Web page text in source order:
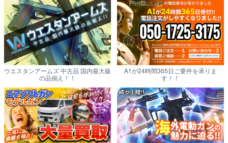
ウエスタンアームズ 中古品 国内最大級
の品揃え！！
A1が24時間365日ご要件を承りま
す！！